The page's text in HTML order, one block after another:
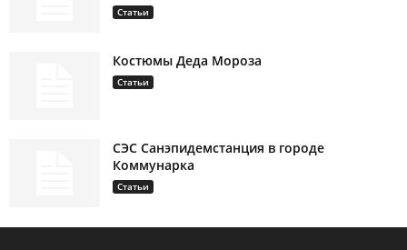
Статьи
Костюмы Деда Мороза
Статьи
СЭС Санэпидемстанция в городе
Коммунарка
Статьи